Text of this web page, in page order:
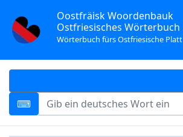
Oostfräisk Woordenbauk
Ostfriesisches Wörterbuch
Wörterbuch fürs Ostfriesische Platt